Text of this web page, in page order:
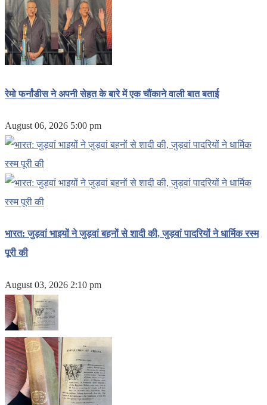
रेमो फर्नांडीस ने अपनी सेहत के बारे में एक चौंकाने वाली बात बताई
August 06, 2026 5:00 pm
भारत: जुड़वां भाइयों ने जुड़वां बहनों से शादी की, जुड़वां पादरियों ने धार्मिक रस्म
पूरी की
August 03, 2026 2:10 pm